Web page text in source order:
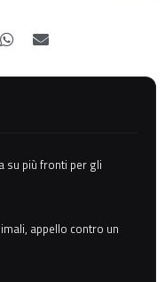
su più fronti per gli
appello contro un